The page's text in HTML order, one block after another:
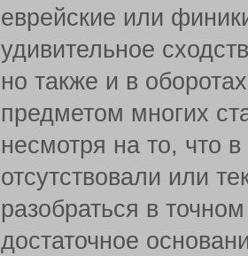
еврейские или
удивительное
но также и в
предметом многих
несмотря на то, что
отсутствовали или
разобраться в
достаточное